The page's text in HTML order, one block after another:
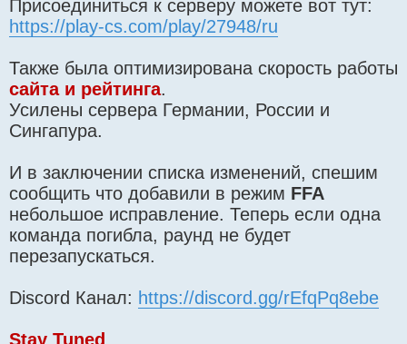
Присоединиться к серверу можете вот тут:
https://play-cs.com/play/27948/ru
Также была оптимизирована скорость работы
сайта и рейтинга.
Усилены сервера Германии, России и
Сингапура.
И в заключении списка изменений, спешим
сообщить что добавили в режим FFA
небольшое исправление. Теперь если одна
команда погибла, раунд не будет
перезапускаться.
Discord Канал: https://discord.gg/rEfqPq8ebe
Stay Tuned